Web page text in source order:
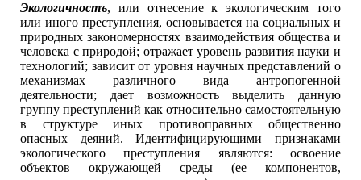
Экологичностъ, или отнесение к экологическим того
или иного преступления, основывается на социальных и
природных закономерностях взаимодействия общества и
человека с природой; отражает уровень развития науки и
технологий; зависит от уровня научных представлений о
механизмах различного вида антропогенной
деятельности; дает возможность выделить данную
группу преступлений как относительно самостоятельную
в структуре иных противоправных общественно
опасных деяний. Идентифицирующими признаками
экологического преступления являются: освоение
объектов окружающей среды (ее компонентов,